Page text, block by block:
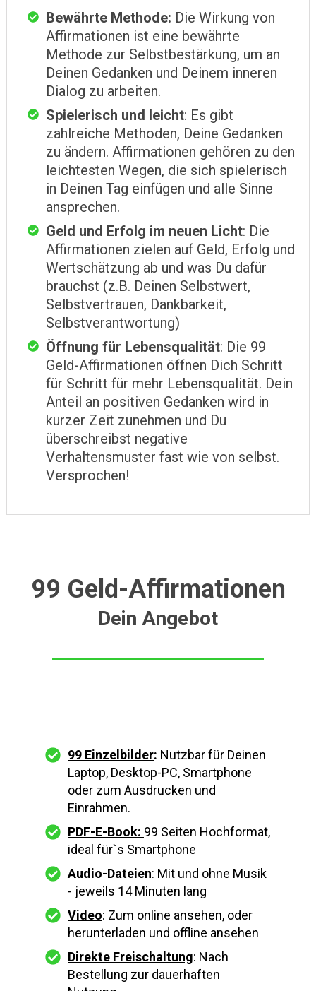
Bewährte Methode: Die Wirkung von
Affirmationen ist eine bewährte
Methode zur Selbstbestärkung, um an
Deinen Gedanken und Deinem inneren
Dialog zu arbeiten.
Spielerisch und leicht: Es gibt
zahlreiche Methoden, Deine Gedanken
zu ändern. Affirmationen gehören zu den
leichtesten Wegen, die sich spielerisch
in Deinen Tag einfügen und alle Sinne
ansprechen.
Geld und Erfolg im neuen Licht: Die
Affirmationen zielen auf Geld, Erfolg und
Wertschätzung ab und was Du dafür
brauchst (z.B. Deinen Selbstwert,
Selbstvertrauen, Dankbarkeit,
Selbstverantwortung)
Öffnung für Lebensqualität: Die 99
Geld-Affirmationen öffnen Dich Schritt
für Schritt für mehr Lebensqualität. Dein
Anteil an positiven Gedanken wird in
kurzer Zeit zunehmen und Du
überschreibst negative
Verhaltensmuster fast wie von selbst.
Versprochen!
99 Geld-Affirmationen
Dein Angebot
99 Einzelbilder: Nutzbar für Deinen
Laptop, Desktop-PC, Smartphone
oder zum Ausdrucken und
Einrahmen.
PDF-E-Book: 99 Seiten Hochformat,
ideal für`s Smartphone
Audio-Dateien: Mit und ohne Musik
- jeweils 14 Minuten lang
Video: Zum online ansehen, oder
herunterladen und offline ansehen
Direkte Freischaltung: Nach
Bestellung zur dauerhaften